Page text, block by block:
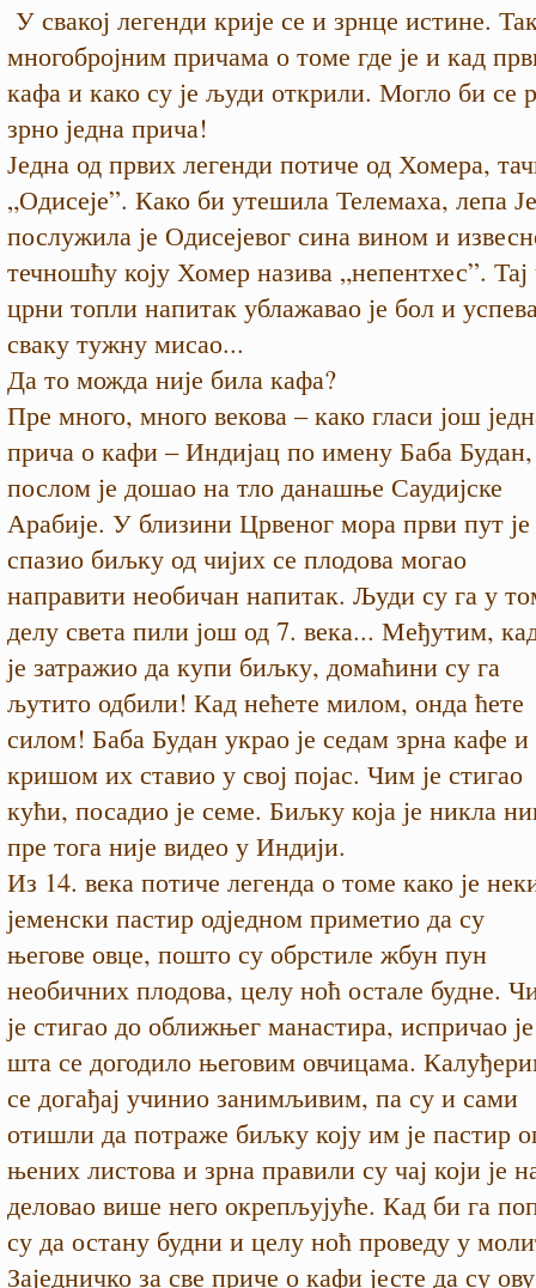
У свакој легенди крије се и зрнце истине.
многобројним причама о томе где је и кад
кафа и како су је људи открили. Могло би се
зрно једна прича!
Једна од првих легенди потиче од Хомера,
„Одисеје”. Како би утешила Телемаха, лепа
послужила је Одисејевог сина вином и
течношћу коју Хомер назива „непентхес”.
црни топли напитак ублажавао је бол и
сваку тужну мисао...
Да то можда није била кафа?
Пре много, много векова – како гласи још
прича о кафи – Индијац по имену Баба Будан,
послом је дошао на тло данашње Саудијске
Арабије. У близини Црвеног мора први пут је
спазио биљку од чијих се плодова могао
направити необичан напитак. Људи су га у
делу света пили још од 7. века... Међутим,
је затражио да купи биљку, домаћини су га
љутито одбили! Кад нећете милом, онда ћете
силом! Баба Будан украо је седам зрна кафе и
кришом их ставио у свој појас. Чим је стигао
кући, посадио је семе. Биљку која је никла
пре тога није видео у Индији.
Из 14. века потиче легенда о томе како је
јеменски пастир одједном приметио да су
његове овце, пошто су обрстиле жбун пун
необичних плодова, целу ноћ остале будне.
је стигао до оближњег манастира, испричао је
шта се догодило његовим овчицама.
се догађај учинио занимљивим, па су и сами
отишли да потраже биљку коју им је пастир
њених листова и зрна правили су чај који је
деловао више него окрепљујуће. Кад би га
су да остану будни и целу ноћ проведу у
Заједничко за све приче о кафи јесте да су